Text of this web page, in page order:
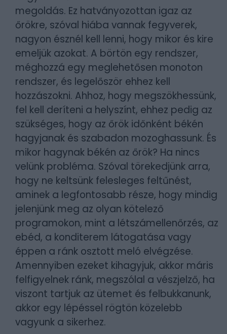
megoldás. Ez hatványozottan igaz az
őrökre, szóval hiába vannak fegyverek,
nagyon észnél kell lenni, hogy mikor és kire
emeljük azokat. A börtön egy rendszer,
méghozzá egy meglehetősen monoton
rendszer, és legelőször ehhez kell
hozzászokni. Ahhoz, hogy megszökhessünk,
fel kell deríteni a helyszínt, ehhez pedig az
szükséges, hogy az őrök időnként békén
hagyjanak és szabadon mozoghassunk. És
mikor hagynak békén az őrök? Ha nincs
velünk probléma. Szóval törekedjünk arra,
hogy ne keltsünk felesleges feltűnést,
aminek a legfontosabb része, hogy mindig
jelenjünk meg az olyan kötelező
programokon, mint a létszámellenőrzés, az
ebéd, a konditerem látogatása vagy
éppen a ránk osztott meló elvégzése.
Amennyiben ezeket kihagyjuk, akkor máris
felfigyelnek ránk, megszólal a vészjelző, ha
viszont tartjuk az ütemet és felbukkanunk,
akkor egy lépéssel rögtön közelebb
vagyunk a sikerhez.